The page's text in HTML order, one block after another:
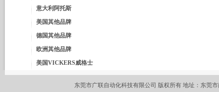
意大利阿托斯
美国其他品牌
德国其他品牌
欧洲其他品牌
美国VICKERS威格士
东莞市广联自动化科技有限公司 版权所有 地址：东莞